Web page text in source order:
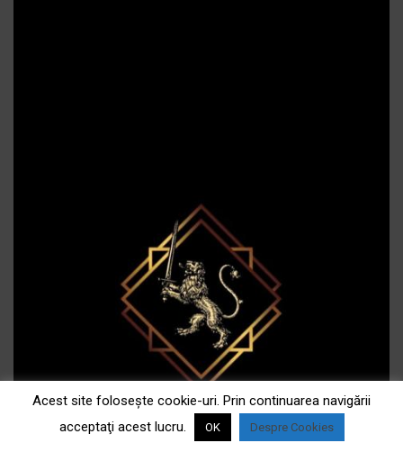
Acest site foloseşte cookie-uri. Prin continuarea navigării
acceptaţi acest lucru.
OK Despre Cookies